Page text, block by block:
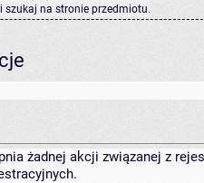
szukaj na stronie przedmiotu.
żadnej akcji związanej z